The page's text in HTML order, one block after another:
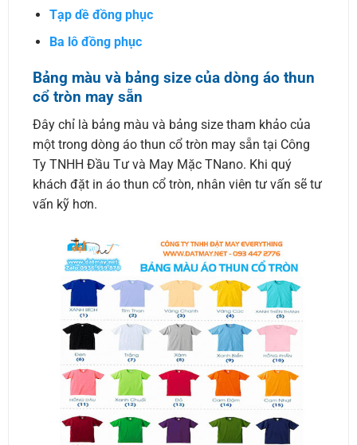
Tạp dề đồng phục
Ba lô đồng phục
Bảng màu và bảng size của dòng áo thun
cổ tròn may sẵn
Đây chỉ là bảng màu và bảng size tham khảo của
một trong dòng áo thun cổ tròn may sẵn tại Công
Ty TNHH Đầu Tư và May Mặc TNano. Khi quý
khách đặt in áo thun cổ tròn, nhân viên tư vấn sẽ tư
vấn kỹ hơn.